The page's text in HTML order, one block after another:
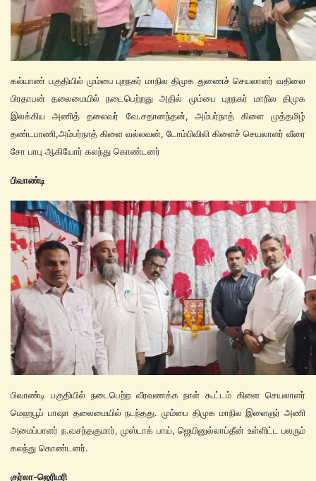
கல்யாண் பகுதியில் மும்பை புறநகர் மாநில திமுக துணைச் செயலாளர் வதிலை
பிரதாபன் தலைமையில் நடைபெற்றது அதில் மும்பை புறநகர் மாநில திமுக
இலக்கிய அணித் தலைவர் வே.சதானந்தன், அம்பர்நாத் கிளை முத்தமிழ்
தண்டபாணி,அம்பர்நாத் கிளை வல்லவன், டோம்பிவிலி கிளைச் செயலாளர் வீரை
சோ பாபு ஆகியோர் கலந்து கொண்டனர்
பிவாண்டி
பிவாண்டி பகுதியில் நடைபெற்ற வீரவணக்க நாள் கூட்டம் கிளை செயலாளர்
மெஹபூப் பாஷா தலைமையில் நடந்தது. மும்பை திமுக மாநில இளைஞர் அணி
அமைப்பாளர் ந.வசந்தகுமார், முஸ்டாக் பாய், ஜெயினுல்லாப்தீன் உள்ளிட்ட பலரும்
கலந்து கொண்டனர்.
குர்லா-ஜெரிமரி